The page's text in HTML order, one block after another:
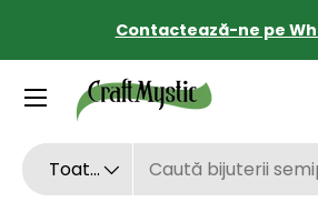
SARI LA CONȚINUT
Transport gratuit de la
Căutare
Tipul de produs
Toate